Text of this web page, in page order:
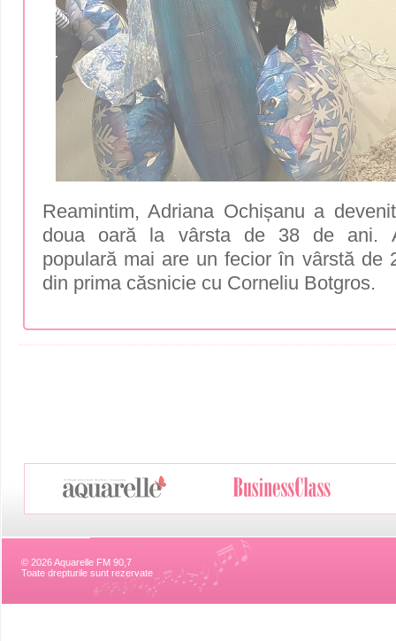
Reamintim, Adriana Ochișanu a
doua oară la vârsta de 38 de ani.
populară mai are un fecior în vârstă de
din prima căsnicie cu Corneliu Botgros.
© 2026 Aquarelle FM 90,7
Toate drepturile sunt rezervate